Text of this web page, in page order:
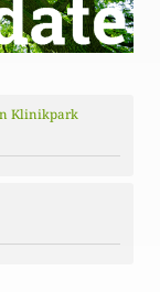
Klinikpark